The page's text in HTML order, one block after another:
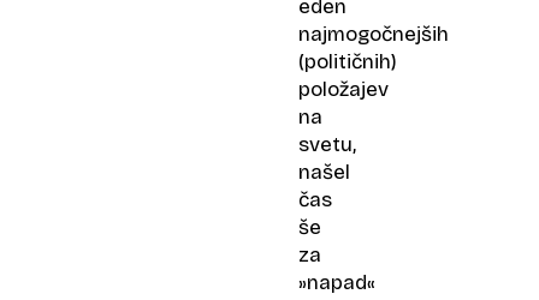
eden
najmogočnejših
(političnih)
položajev
na
svetu,
našel
čas
še
za
»napad«